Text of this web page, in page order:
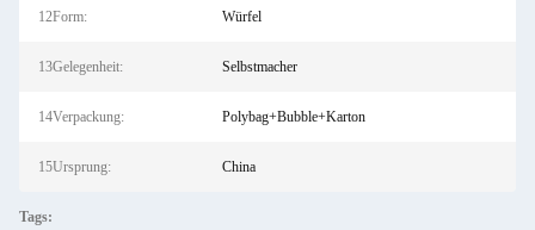
12Form: Würfel
13Gelegenheit: Selbstmacher
14Verpackung: Polybag+Bubble+Karton
15Ursprung: China
Tags: